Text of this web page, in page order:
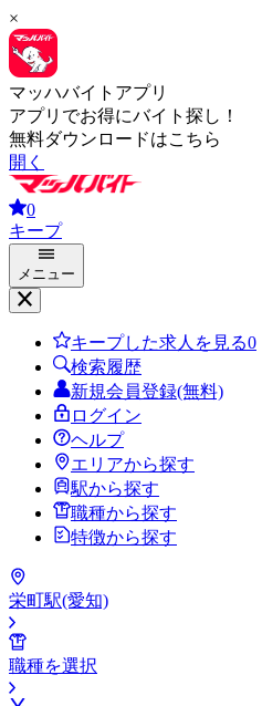
×
マッハバイトアプリ
アプリでお得にバイト探し！
無料ダウンロードはこちら
開く
0
キープ
メニュー
キープした求人を見る0
検索履歴
新規会員登録(無料)
ログイン
ヘルプ
エリアから探す
駅から探す
職種から探す
特徴から探す
栄町駅(愛知)
職種を選択